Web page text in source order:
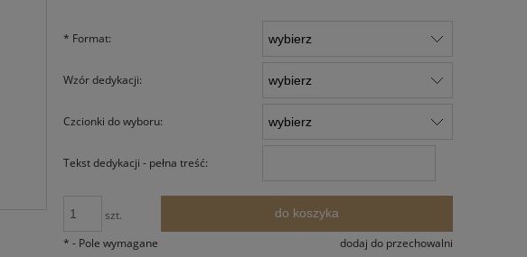
* Format:
Wzór dedykacji:
Czcionki do wyboru:
Tekst dedykacji - pełna treść:
szt. do koszyka
dodaj do przechowalni
* - Pole wymagane